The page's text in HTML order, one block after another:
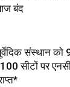
बंद
संस्थान को
सीटों पर